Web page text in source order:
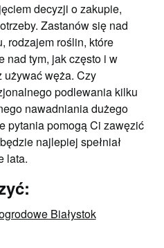
decyzji o zakupie,
Zastanów się nad
rodzajem roślin, które
nad tym, jak często i w
używać węża. Czy
podlewania kilku
nawadniania dużego
pytania pomogą Ci zawęzić
najlepiej spełniał
lata.
Białystok